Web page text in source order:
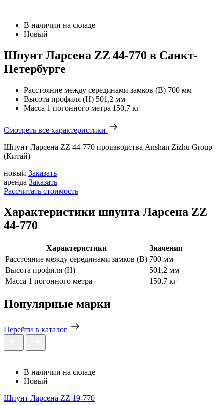
В наличии на складе
Новый
Шпунт Ларсена ZZ 44-770 в Санкт-
Петербурге
Расстояние между серединами замков (В) 700 мм
Высота профиля (Н) 501,2 мм
Масса 1 погонного метра 150,7 кг
Смотреть все характеристики
Шпунт Ларсена ZZ 44-770 производства Anshan Zizhu Group
(Китай)
новый Заказать
аренда Заказать
Рассчитать стоимость
Характеристики шпунта Ларсена ZZ
44-770
Характеристики
Значения
Расстояние между серединами замков (В) 700 мм
Высота профиля (Н)
501,2 мм
Масса 1 погонного метра
150,7 кг
Популярные марки
Перейти в каталог
В наличии на складе
Новый
Шпунт Ларсена ZZ 19-770